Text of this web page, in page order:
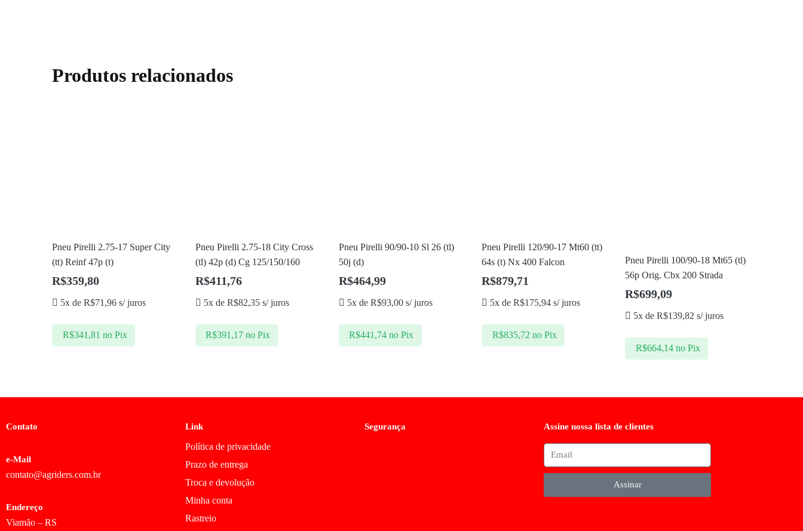
Produtos relacionados
Pneu Pirelli 2.75-17 Super City
(tt) Reinf 47p (t)
R$359,80
5x deR$71,96 s/ juros
R$341,81 no Pix
Pneu Pirelli 2.75-18 City Cross
(tl) 42p (d) Cg 125/150/160
R$411,76
5x de R$82,35s/ juros
R$391,17 no Pix
Pneu Pirelli 90/90-10 Sl 26 (tl)
50j (d)
R$464,99
5x de R$93,00s/ juros
R$441,74 no Pix
Pneu Pirelli 120/90-17 Mt60 (tt)
64s (t) Nx 400 Falcon
R$879,71
5x deR$175,94 s/ juros
R$835,72 no Pix
Pneu Pirelli 100/90-18 Mt65 (tl)
56p Orig. Cbx 200 Strada
R$699,09
5x deR$139,82 s/ juros
R$664,14 no Pix
Contato
e-Mail
contato@agriders.com.br
Endereço
Viamão – RS
Link
Política de privacidade
Prazo de entrega
Troca e devolução
Minha conta
Rastreio
Segurança Assine nossa lista de clientes
Assinar